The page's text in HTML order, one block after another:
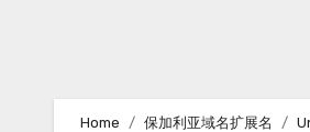
Home 保加利亚域名扩展名